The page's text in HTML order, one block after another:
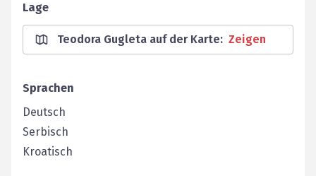
Lage
Teodora Gugleta auf der Karte: Zeigen
Sprachen
Deutsch
Serbisch
Kroatisch